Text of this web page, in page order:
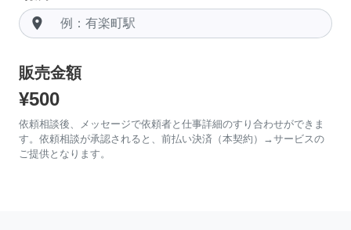
room
販売金額
¥500
依頼相談後、メッセージで依頼者と仕事詳細のすり合わせができま
す。依頼相談が承認されると、前払い決済（本契約）→サービスの
ご提供となります。